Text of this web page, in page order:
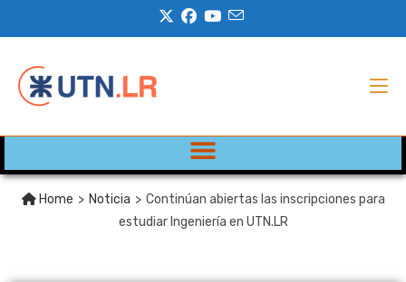
Home > Noticia > Continúan abiertas las inscripciones para
estudiar Ingeniería en UTN.LR